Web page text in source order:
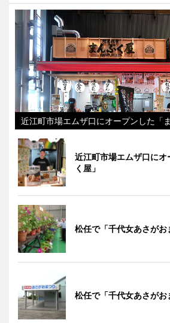
近江町市場エムザ口にオープンした「
近江町市場エムザ口に
く屋」
松任で「千代女あさがお
松任で「千代女あさがお